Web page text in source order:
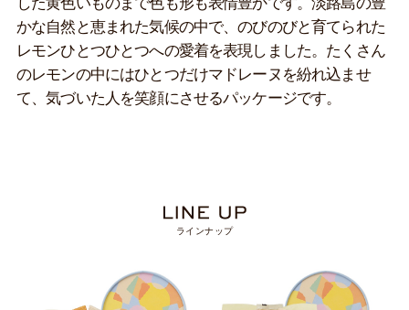
した黄色いものまで色も形も表情豊かです。淡路島の豊
かな自然と恵まれた気候の中で、のびのびと育てられた
レモンひとつひとつへの愛着を表現しました。たくさん
のレモンの中にはひとつだけマドレーヌを紛れ込ませ
て、気づいた人を笑顔にさせるパッケージです。
ラインナップ